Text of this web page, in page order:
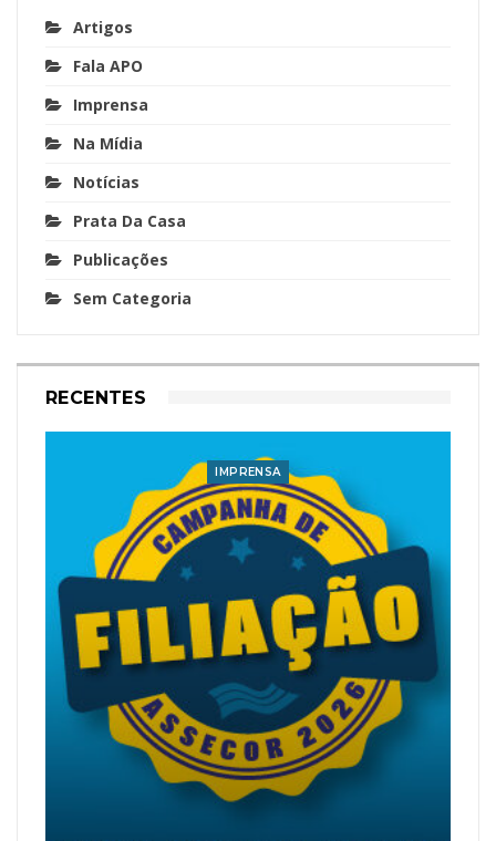
Artigos
Fala APO
Imprensa
Na Mídia
Notícias
Prata Da Casa
Publicações
Sem Categoria
RECENTES
IMPRENSA